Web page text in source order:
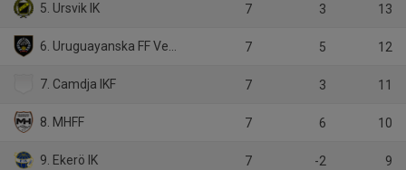
5. Ursvik IK 7 3 13
6. Uruguayanska FF Veteran 7 5 12
7. Camdja IKF 7 3 11
8. MHFF 7 6 10
9. Ekerö IK 7 -2 9